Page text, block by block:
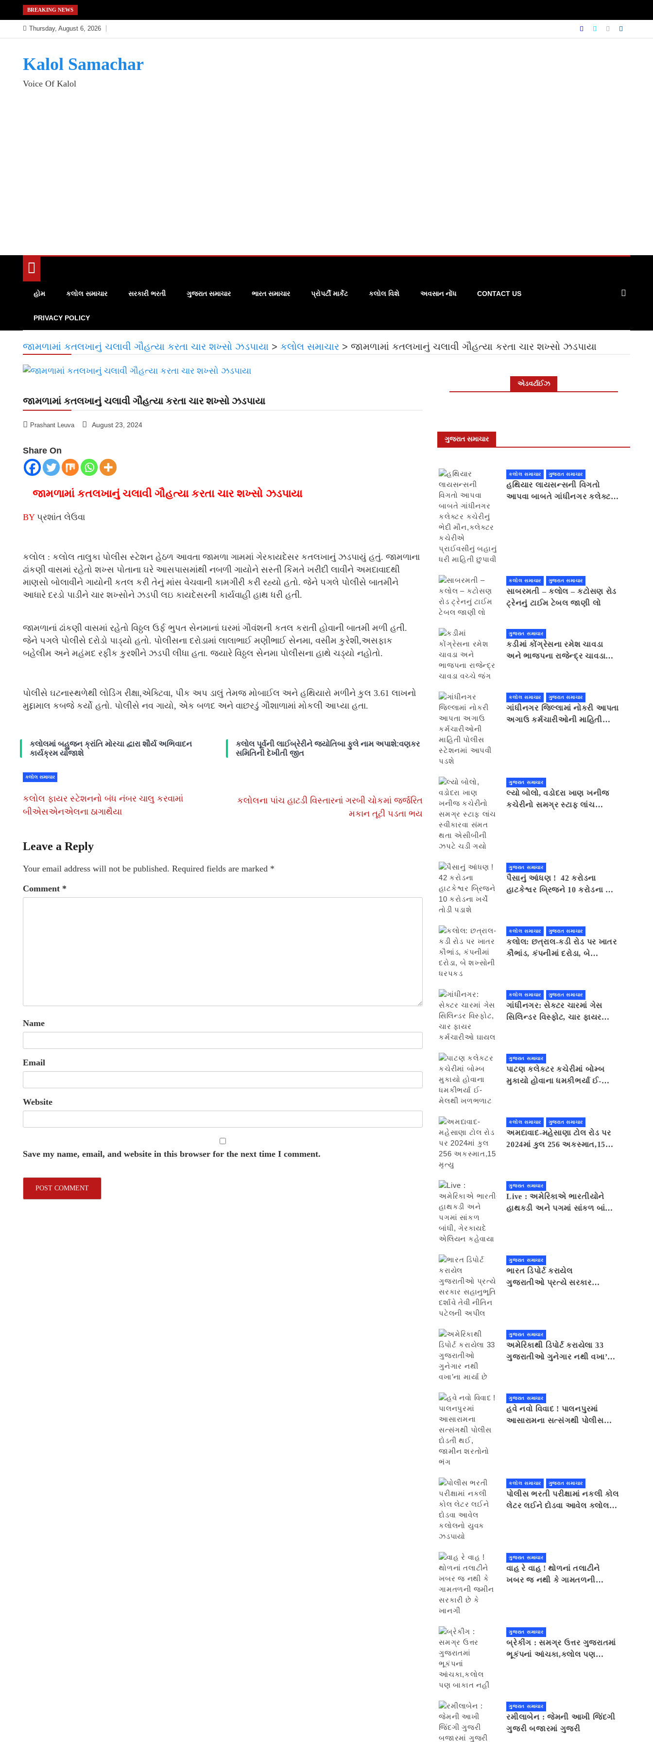
to
content
BREAKING NEWS
Thursday, August 6, 2026
Kalol Samachar
Voice Of Kalol
હોમ કલોલ સમાચાર સરકારી ભરતી ગુજરાત સમાચાર ભારત સમાચાર પ્રોપર્ટી માર્કેટ કલોલ વિશે અવસાન નોંધ CONTACT US
PRIVACY POLICY
જામળામાં કતલખાનું ચલાવી ગૌહત્યા કરતા ચાર શખ્સો ઝડપાયા > કલોલ સમાચાર > જામળામાં કતલખાનું ચલાવી ગૌહત્યા કરતા ચાર શખ્સો ઝડપાયા
જામળામાં કતલખાનું ચલાવી ગૌહત્યા કરતા ચાર શખ્સો ઝડપાયા
Prashant Leuva August 23, 2024
Share On
જામળામાં કતલખાનું ચલાવી ગૌહત્યા કરતા ચાર શખ્સો ઝડપાયા
BYપ્રશાંત લેઉવા
કલોલ : કલોલ તાલુકા પોલીસ સ્ટેશન હેઠળ આવતા જામળા ગામમાં ગેરકાયદેસર કતલખાનું ઝડપાયું હતું. જામળાના
ઢાંકણી વાસમાં રહેતો શખ્સ પોતાના ઘરે આસપાસમાંથી નબળી ગાયોને સસ્તી કિંમતે ખરીદી લાવીને અમદાવાદથી
માણસો બોલાવીને ગાયોની કતલ કરી તેનું માંસ વેચવાની કામગીરી કરી રહ્યો હતો. જેને પગલે પોલીસે બાતમીને
આધારે દરડો પાડીને ચાર શખ્સોને ઝડપી લઇ કાયદેસરની કાર્યવાહી હાથ ધરી હતી.
જામળાનાં ઢાંકણી વાસમાં રહેતો વિઠ્ઠલ ઉર્ફ ભુપત સેનમાનાં ઘરમાં ગૌવંશની કતલ કરાતી હોવાની બાતમી મળી હતી.
જેને પગલે પોલીસે દરોડો પાડ્યો હતો. પોલીસના દરોડામાં લાલાભાઈ મણીભાઈ સેનમા, વસીમ કુરેશી,અસફાક
બહેલીમ અને મહંમદ રફીક કુરશીને ઝડપી લીધા હતા. જ્યારે વિઠ્ઠલ સેનમા પોલીસના હાથે ચડ્યો નહોતો.
પોલીસે ઘટનાસ્થળેથી લોડિંગ રીક્ષા,એક્ટિવા, પીક અપ ડાલું તેમજ મોબાઈલ અને હથિયારો મળીને કુલ 3.61 લાખનો
મુદ્દામાલ કબજે કર્યો હતો. પોલીસે નવ ગાયો, એક બળદ અને વાછરડું ગૌશાળામાં મોકલી આપ્યા હતા.
કલોલમાં બહુજન ક્રાંતિ મોરચા દ્વારા શૌર્ય અભિવાદન
કાર્યક્રમ યોજાશે
કલોલ પૂર્વની લાઈબ્રેરીને જ્યોતિબા ફુલે નામ અપાશે:વણકર
સમિતિની દેખીતી જીત
કલોલ સમાચાર
કલોલ ફાયર સ્ટેશનનો બંધ નંબર ચાલુ કરવામાં
બીએસએનએલના ઠાગાથૈયા
કલોલના પાંચ હાટડી વિસ્તારનાં ગરબી ચોકમાં જર્જરિત
મકાન તૂટી પડતા ભય
Leave a Reply
Your email address will not be published. Required fields are marked *
Comment *
Name
Email
Website
Save my name, email, and website in this browser for the next time I comment.
એડવર્ટાઈઝ
ગુજરાત સમાચાર
કલોલ સમાચાર ગુજરાત સમાચાર
હથિયાર લાયસન્સની વિગતો
આપવા બાબતે ગાંધીનગર કલેક્ટર
કલોલ સમાચાર ગુજરાત સમાચાર
સાબરમતી – કલોલ – કટોસણ રોડ
ટ્રેનનું ટાઈમ ટેબલ જાણી લો
ગુજરાત સમાચાર
કડીમાં કોંગ્રેસના રમેશ ચાવડા
અને ભાજપના રાજેન્દ્ર ચાવડા
કલોલ સમાચાર ગુજરાત સમાચાર
ગાંધીનગર જિલ્લામાં નોકરી આપતા
અગાઉ કર્મચારીઓની માહિતી
ગુજરાત સમાચાર
લ્યો બોલો, વડોદરા ખાણ ખનીજ
કચેરીનો સમગ્ર સ્ટાફ લાંચ
ગુજરાત સમાચાર
પૈસાનું આંધણ ! 42 કરોડના
હાટકેશ્વર બ્રિજને 10 કરોડના ખર્ચે
કલોલ સમાચાર ગુજરાત સમાચાર
કલોલ: છત્રાલ-કડી રોડ પર ખાતર
કૌભાંડ, કંપનીમાં દરોડા, બે
કલોલ સમાચાર ગુજરાત સમાચાર
ગાંધીનગર: સેક્ટર ચારમાં ગેસ
સિલિન્ડર વિસ્ફોટ, ચાર ફાયર
ગુજરાત સમાચાર
પાટણ કલેકટર કચેરીમાં બોમ્બ
મુકાયો હોવાના ધમકીભર્યા ઈ-
કલોલ સમાચાર ગુજરાત સમાચાર
અમદાવાદ-મહેસાણા ટોલ રોડ પર
2024માં કુલ 256 અકસ્માત,15
ગુજરાત સમાચાર
Live : અમેરિકાએ ભારતીયોને
હાથકડી અને પગમાં સાંકળ બાંધી,
ગુજરાત સમાચાર
ભારત ડિપોર્ટ કરાયેલ
ગુજરાતીઓ પ્રત્યે સરકાર
ગુજરાત સમાચાર
અમેરિકાથી ડિપોર્ટ કરાયેલા 33
ગુજરાતીઓ ગુનેગાર નથી વખા’ના
ગુજરાત સમાચાર
હવે નવો વિવાદ ! પાલનપુરમાં
આસારામના સત્સંગથી પોલીસ
કલોલ સમાચાર ગુજરાત સમાચાર
પોલીસ ભરતી પરીક્ષામાં નકલી કોલ
લેટર લઈને દોડવા આવેલ કલોલનો
ગુજરાત સમાચાર
વાહ રે વાહ ! થોળનાં તલાટીને
ખબર જ નથી કે ગામતળની
ગુજરાત સમાચાર
બ્રેકીંગ : સમગ્ર ઉત્તર ગુજરાતમાં
ભૂકંપનાં આંચકા,કલોલ પણ
ગુજરાત સમાચાર
રમીલાબેન : જેમની આખી જિંદગી
ગુજરી બજારમાં ગુજરી